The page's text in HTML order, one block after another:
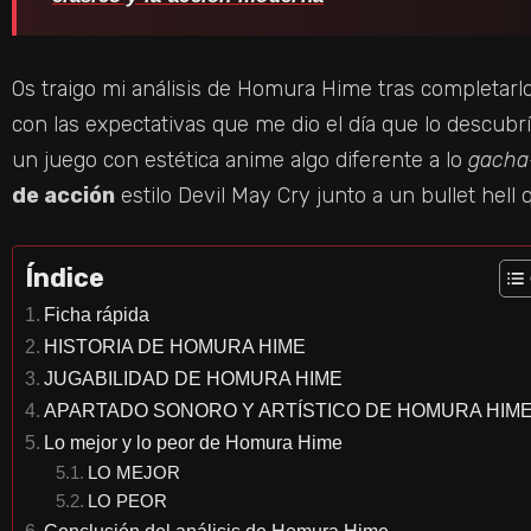
Os traigo mi análisis de Homura Hime tras
con las expectativas que me dio el día que lo
un juego con estética anime algo diferente a lo
de acción estilo Devil May Cry junto a un bullet hell
Índice
Ficha rápida
HISTORIA DE HOMURA HIME
JUGABILIDAD DE HOMURA HIME
APARTADO SONORO Y ARTÍSTICO DE HOMURA
Lo mejor y lo peor de Homura Hime
LO MEJOR
LO PEOR